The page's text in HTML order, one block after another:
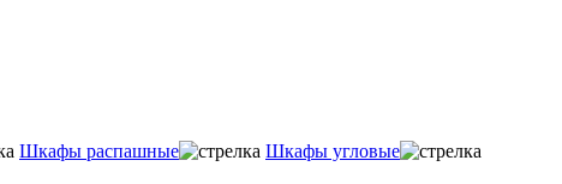
Шкафы распашные
Шкафы угловые